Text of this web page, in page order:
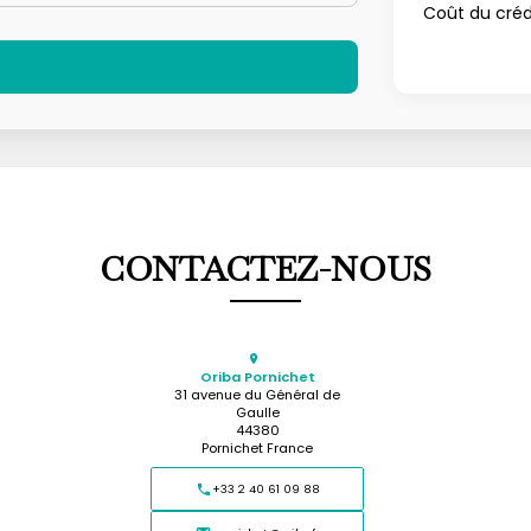
Coût du
CONTACTEZ-NOUS
Oriba Pornichet
31 avenue du Général de
Gaulle
44380
Pornichet France
+33 2 40 61 09 88